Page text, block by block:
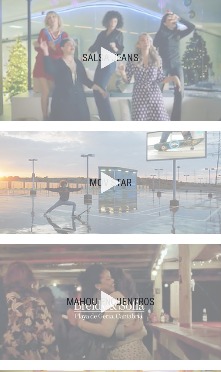
SALSA JEANS
MOVISTAR
MAHOU ENCUENTROS